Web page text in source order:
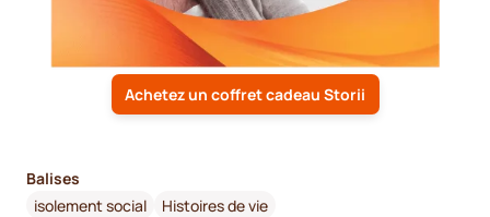
Achetez un coffret cadeau Storii
Balises
isolement social
Histoires de vie